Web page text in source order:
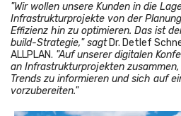
"Wir wollen unsere Kunden in die
Infrastrukturprojekte von der
Effizienz hin zu optimieren. Das ist
build-Strategie," sagtDr. Detlef
ALLPLAN. "Auf unserer digitalen
an Infrastrukturprojekten
Trends zu informieren und sich auf
vorzubereiten."